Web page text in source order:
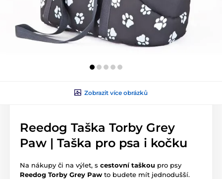
Zobrazit více obrázků
Reedog Taška Torby Grey
Paw | Taška pro psa i kočku
Na nákupy či na výlet, s cestovní taškou pro psy
Reedog Torby Grey Paw to budete mít jednodušší.